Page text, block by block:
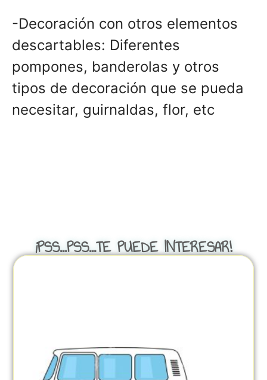
-Decoración con otros elementos
descartables: Diferentes
pompones, banderolas y otros
tipos de decoración que se pueda
necesitar, guirnaldas, flor, etc
¡PSS...PSS...TE PUEDE INTERESAR!